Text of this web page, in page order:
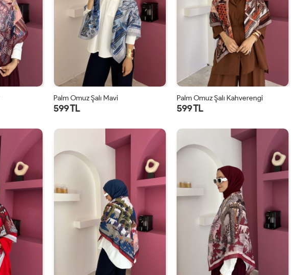
STD
Palm Omuz Şalı Mavi
599 TL
STD
Palm Omuz Şalı Kahverengi
599 TL